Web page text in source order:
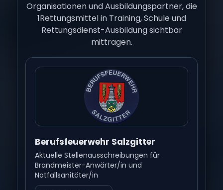
Organisationen und Ausbildungspartner, die
1Rettungsmittel in Training, Schule und
Rettungsdienst-Ausbildung sichtbar
mittragen.
Berufsfeuerwehr Salzgitter
Aktuelle Stellenausschreibungen für
Brandmeister-Anwärter/in und
Notfallsanitäter/in